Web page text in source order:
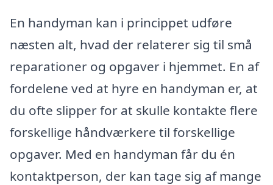
En handyman kan i princippet udføre
næsten alt, hvad der relaterer sig til små
reparationer og opgaver i hjemmet. En af
fordelene ved at hyre en handyman er, at
du ofte slipper for at skulle kontakte flere
forskellige håndværkere til forskellige
opgaver. Med en handyman får du én
kontaktperson, der kan tage sig af mange